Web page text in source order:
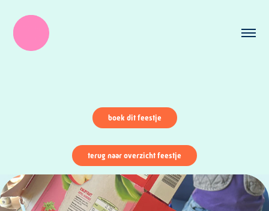
boek dit feestje
terug naar overzicht feestje